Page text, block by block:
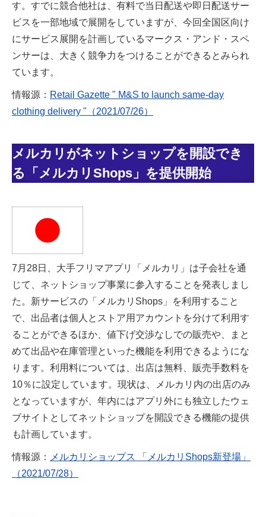
す。すでに競合他社は、有料で当日配送や即日配送サー
ビスを一部地域で展開をしていますが、今回全国区向け
にサービス展開を計画しているマークス・アンド・スペ
ンサーは、大きく競争力をつけることができるとみられ
ています。
情報源： Retail Gazette " M&S to launch same-day
clothing delivery "（2021/07/26）
メルカリがネットショップを開設でき
る「メルカリShops」を提供開始
7月28日、大手フリマアプリ「メルカリ」は子会社を通
じて、ネットショップ事業に参入することを発表しまし
た。新サービスの「メルカリShops」を利用すること
で、出品者は個人とストア用アカウントを分けて利用す
ることができるほか、値下げ交渉なしでの販売や、まと
めて出品や在庫管理といった機能を利用できるようにな
ります。利用料については、出店は無料、販売手数料を
10％に設定しています。現状は、メルカリ内の出店のみ
となっていますが、年内にはアプリ外にも独立したウェ
ブサイトとしてネットショップを開設できる機能の提供
も計画しています。
情報源：
メルカリショップス 「メルカリShops新登場」
（2021/07/28）